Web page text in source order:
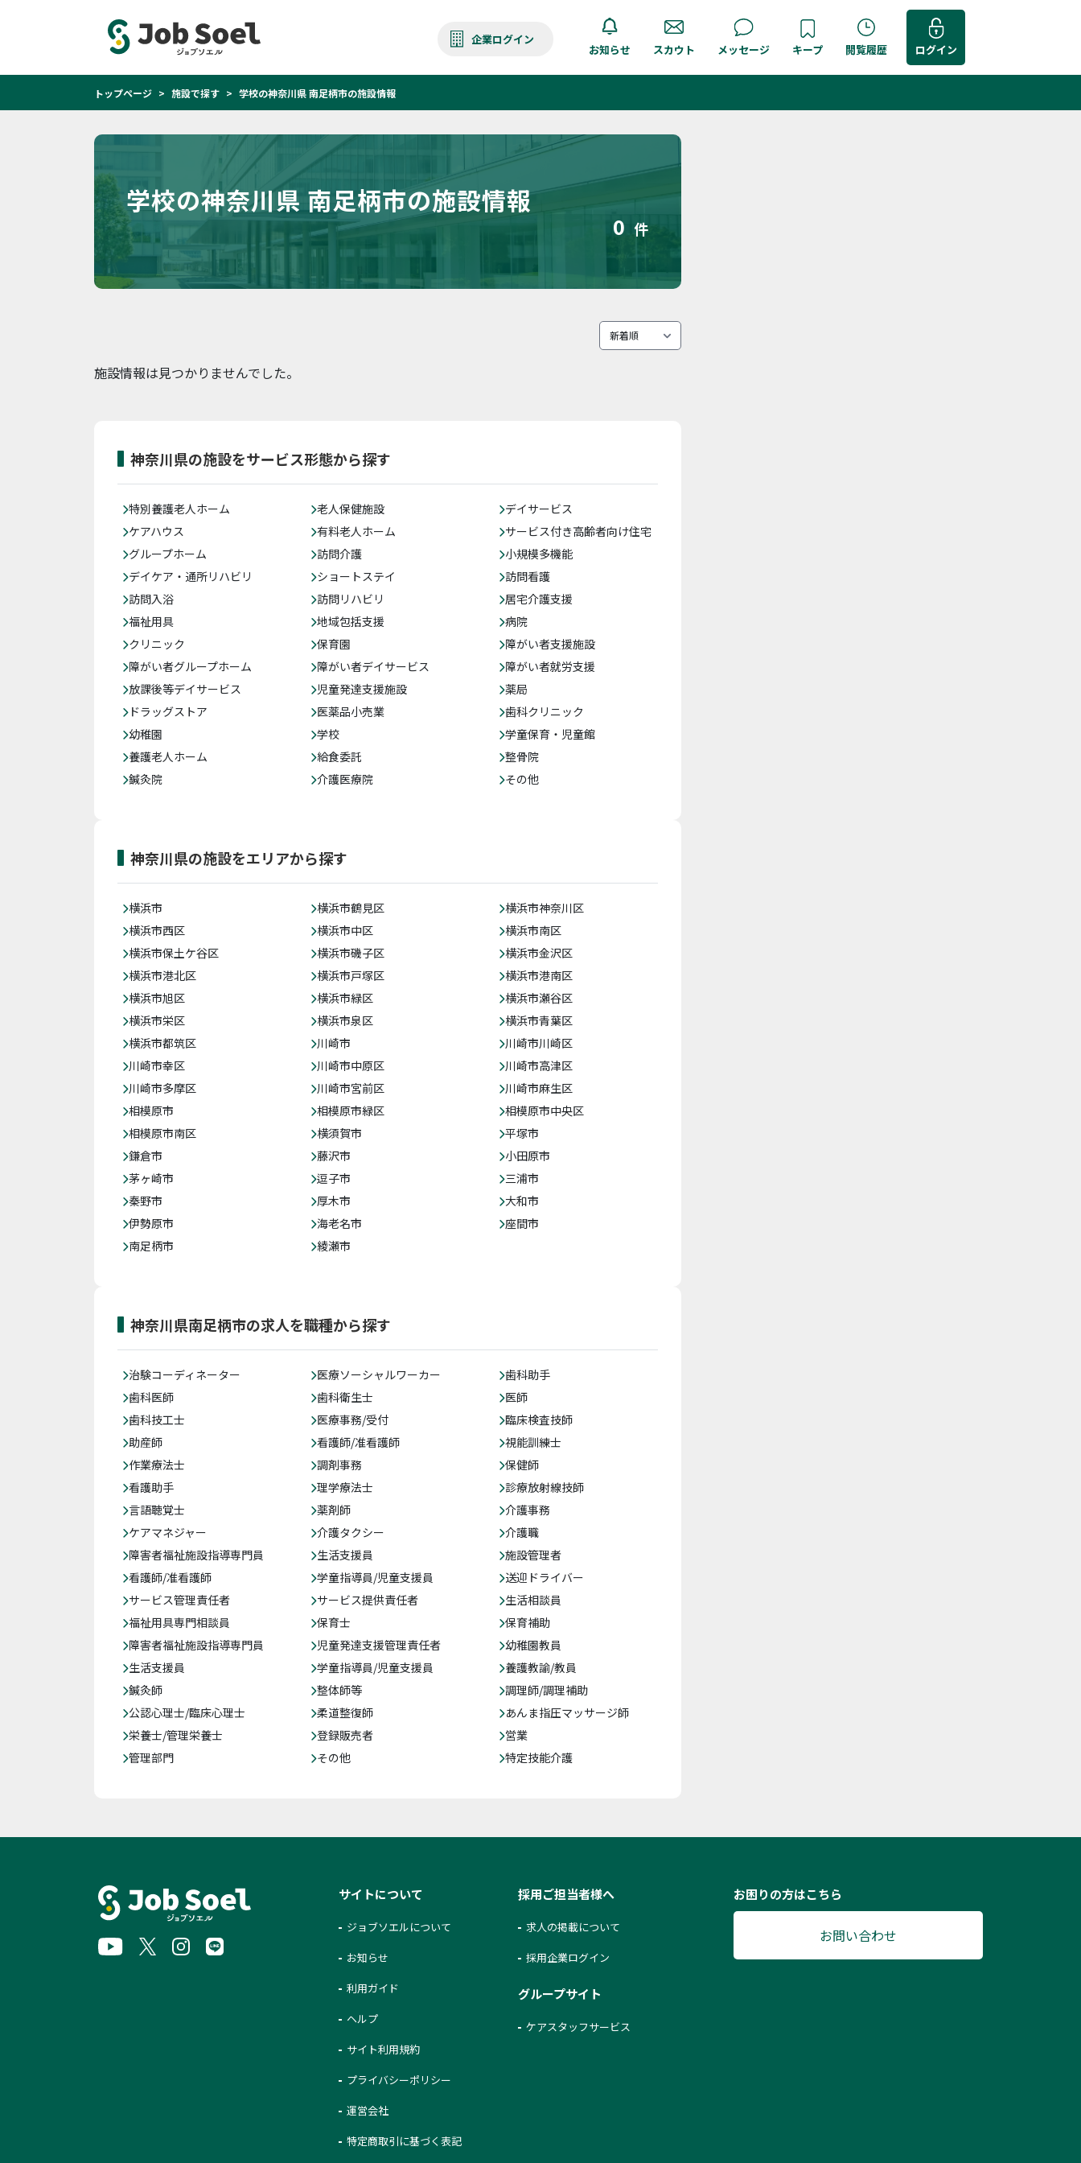
企業ログイン
お知らせ スカウト メッセージ キープ 閲覧履歴 ログイン
トップページ 施設で探す 学校の神奈川県 南足柄市の施設情報
学校の神奈川県 南足柄市の施設情報
0 件
施設情報は見つかりませんでした。
神奈川県の施設をサービス形態から探す
特別養護老人ホーム 老人保健施設
デイサービス
ケアハウス
有料老人ホーム
サービス付き高齢者向け住宅
グループホーム
訪問介護
小規模多機能
デイケア・通所リハビリ
ショートステイ
訪問看護
訪問入浴
訪問リハビリ
居宅介護支援
福祉用具
地域包括支援
病院
クリニック
保育園
障がい者支援施設
障がい者グループホーム
障がい者デイサービス
障がい者就労支援
放課後等デイサービス
児童発達支援施設
薬局
ドラッグストア
医薬品小売業
歯科クリニック
幼稚園
学校
学童保育・児童館
養護老人ホーム
給食委託
整骨院
鍼灸院
介護医療院 その他
神奈川県の施設をエリアから探す
横浜市 横浜市鶴見区
横浜市神奈川区
横浜市西区
横浜市中区
横浜市南区
横浜市保土ケ谷区
横浜市磯子区
横浜市金沢区
横浜市港北区
横浜市戸塚区
横浜市港南区
横浜市旭区
横浜市緑区
横浜市瀬谷区
横浜市栄区
横浜市泉区
横浜市青葉区
横浜市都筑区
川崎市
川崎市川崎区
川崎市幸区
川崎市中原区
川崎市高津区
川崎市多摩区
川崎市宮前区
川崎市麻生区
相模原市
相模原市緑区
相模原市中央区
相模原市南区
横須賀市
平塚市
鎌倉市
藤沢市
小田原市
茅ヶ崎市
逗子市
三浦市
秦野市
厚木市
大和市
伊勢原市
海老名市
座間市
南足柄市
綾瀬市
神奈川県南足柄市の求人を職種から探す
治験コーディネーター 医療ソーシャルワーカー
歯科助手
歯科医師
歯科衛生士
医師
歯科技工士
医療事務/受付
臨床検査技師
助産師
看護師/准看護師
視能訓練士
作業療法士
調剤事務
保健師
看護助手
理学療法士
診療放射線技師
言語聴覚士
薬剤師
介護事務
ケアマネジャー
介護タクシー
介護職
障害者福祉施設指導専門員
生活支援員
施設管理者
看護師/准看護師
学童指導員/児童支援員
送迎ドライバー
サービス管理責任者
サービス提供責任者
生活相談員
福祉用具専門相談員
保育士
保育補助
障害者福祉施設指導専門員
児童発達支援管理責任者
幼稚園教員
生活支援員
学童指導員/児童支援員
養護教諭/教員
鍼灸師
整体師等
調理師/調理補助
公認心理士/臨床心理士
柔道整復師
あんま指圧マッサージ師
栄養士/管理栄養士
登録販売者
営業
管理部門
その他 特定技能介護
サイトについて
ジョブソエルについて
お知らせ
利用ガイド
ヘルプ
サイト利用規約
プライバシーポリシー
運営会社
特定商取引に基づく表記
採用ご担当者様へ
求人の掲載について
採用企業ログイン
グループサイト
ケアスタッフサービス
お困りの方はこちら
お問い合わせ